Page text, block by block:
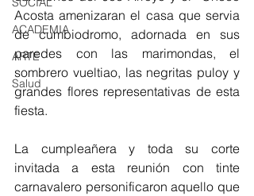
ACADEMIA
ARTE
Salud
Acosta amenizaran el casa que servia
de cumbiodromo, adornada en sus
paredes con las marimondas, el
sombrero vueltiao, las negritas puloy y
grandes flores representativas de esta
fiesta.
La cumpleañera y toda su corte
invitada a esta reunión con tinte
carnavalero personificaron aquello que